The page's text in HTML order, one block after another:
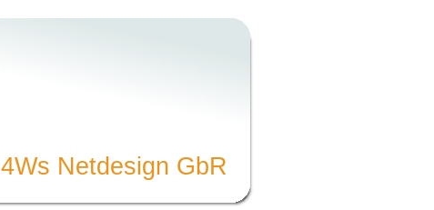
4Ws Netdesign GbR